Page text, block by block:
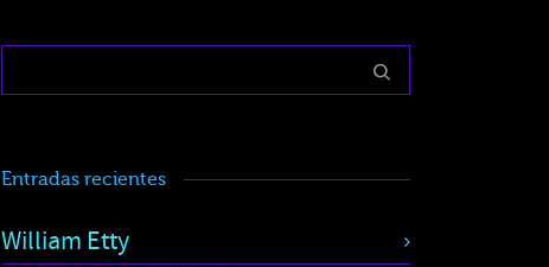
Entradas recientes
William Etty